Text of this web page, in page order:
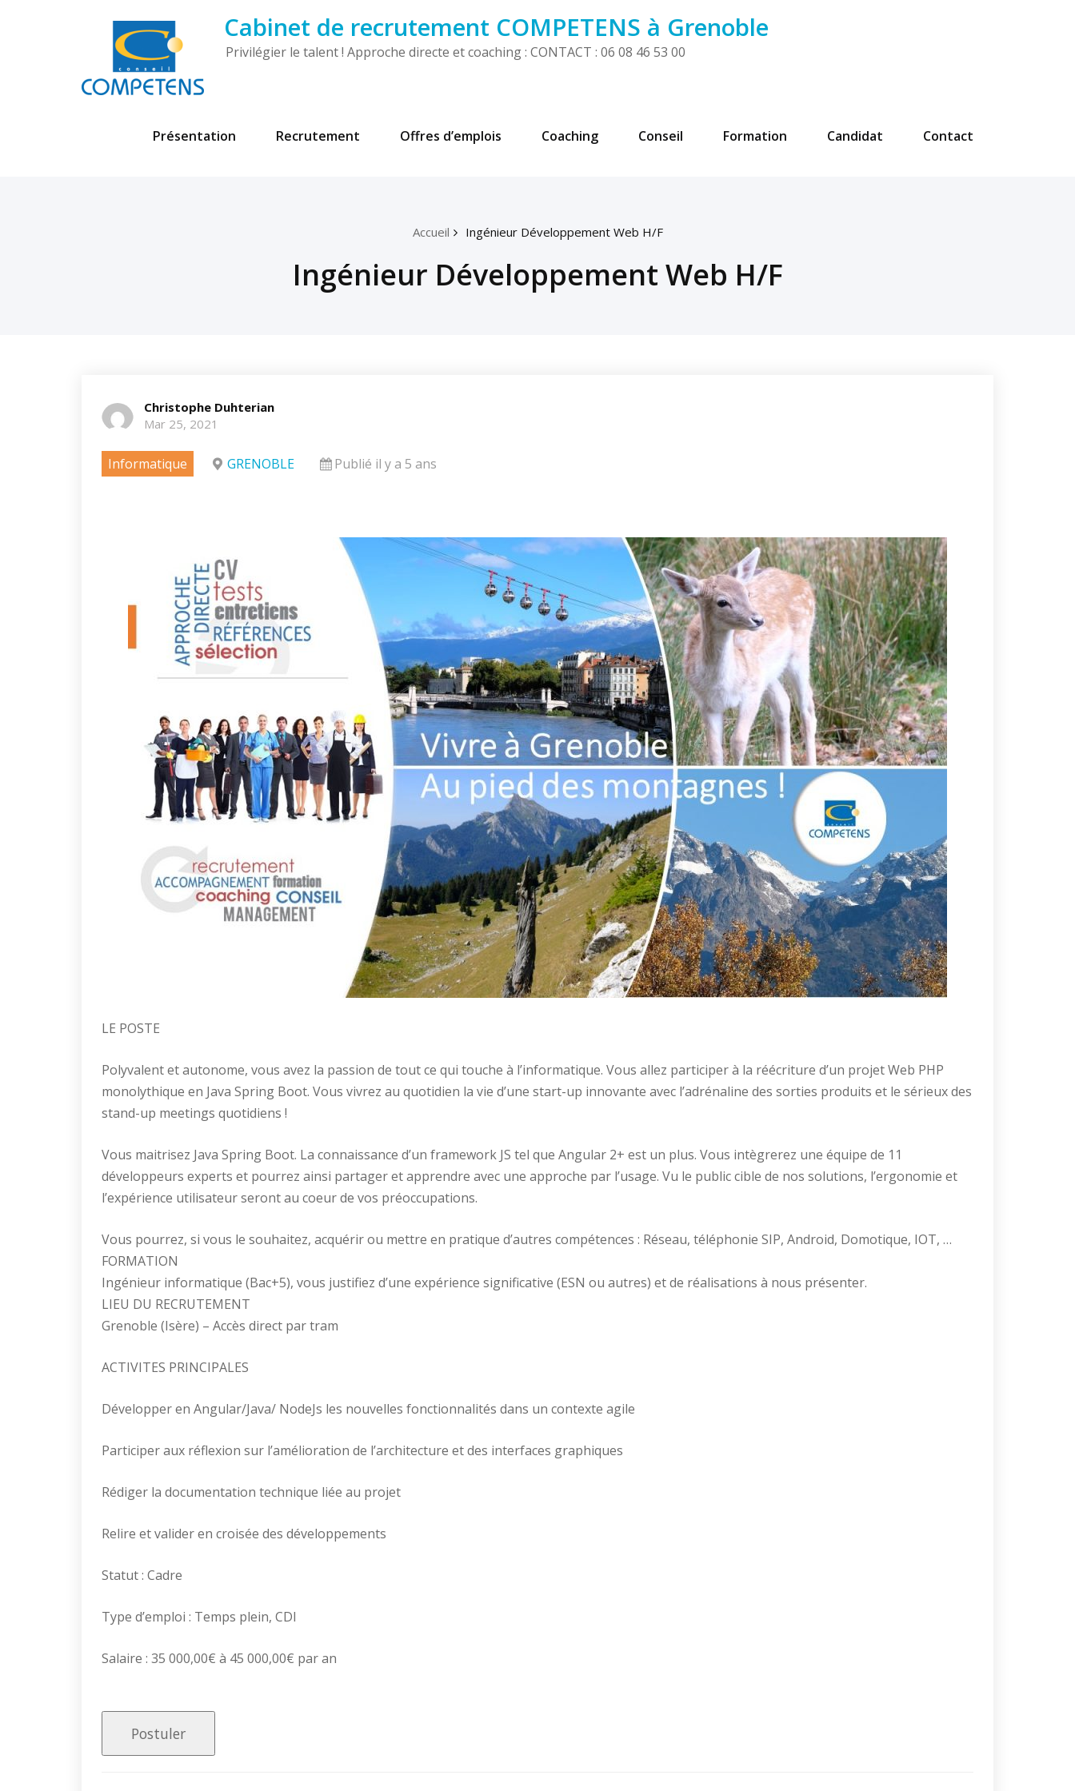
Cabinet de recrutement COMPETENS à Grenoble
Privilégier le talent ! Approche directe et coaching : CONTACT : 06 08 46 53 00
Présentation Recrutement Offres d’emplois Coaching Conseil Formation Candidat Contact
Accueil Ingénieur Développement Web H/F
Ingénieur Développement Web H/F
Christophe Duhterian
Mar 25, 2021
Informatique GRENOBLE Publié il y a 5 ans
LE POSTE
Polyvalent et autonome, vous avez la passion de tout ce qui touche à l’informatique. Vous allez participer à la réécriture d’un projet Web PHP
monolythique en Java Spring Boot. Vous vivrez au quotidien la vie d’une start-up innovante avec l’adrénaline des sorties produits et le sérieux des
stand-up meetings quotidiens !
Vous maitrisez Java Spring Boot. La connaissance d’un framework JS tel que Angular 2+ est un plus. Vous intègrerez une équipe de 11
développeurs experts et pourrez ainsi partager et apprendre avec une approche par l’usage. Vu le public cible de nos solutions, l’ergonomie et
l’expérience utilisateur seront au coeur de vos préoccupations.
Vous pourrez, si vous le souhaitez, acquérir ou mettre en pratique d’autres compétences : Réseau, téléphonie SIP, Android, Domotique, IOT, …
FORMATION
Ingénieur informatique (Bac+5), vous justifiez d’une expérience significative (ESN ou autres) et de réalisations à nous présenter.
LIEU DU RECRUTEMENT
Grenoble (Isère) – Accès direct par tram
ACTIVITES PRINCIPALES
Développer en Angular/Java/ NodeJs les nouvelles fonctionnalités dans un contexte agile
Participer aux réflexion sur l’amélioration de l’architecture et des interfaces graphiques
Rédiger la documentation technique liée au projet
Relire et valider en croisée des développements
Statut : Cadre
Type d’emploi : Temps plein, CDI
Salaire : 35 000,00€ à 45 000,00€ par an